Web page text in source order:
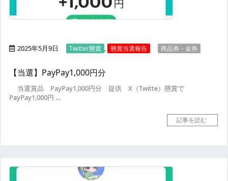
2025年5月9日 Twitter懸賞 , 懸賞当選報告 商品券・金券
【当選】PayPay1,000円分
当選賞品 PayPay1,000円分 提供 X（Twitte）懸賞で
PayPay1,000円 ...
記事を読む